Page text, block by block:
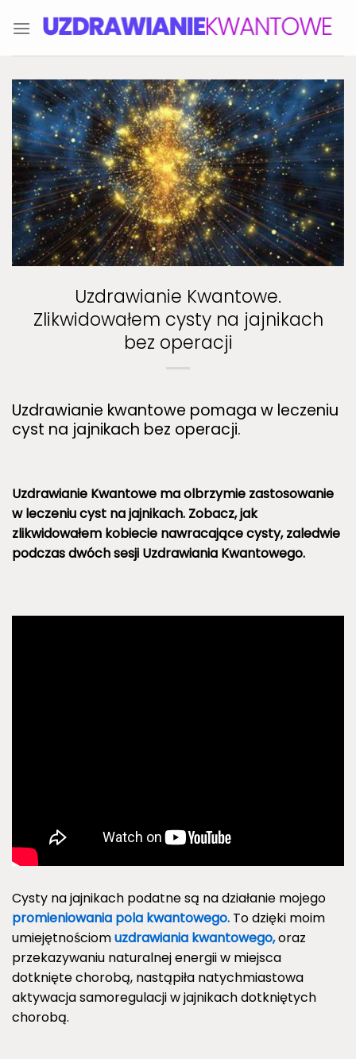
Uzdrawianie Kwantowe.
Zlikwidowałem cysty na jajnikach
bez operacji
Uzdrawianie kwantowe pomaga w leczeniu
cyst na jajnikach bez operacji.
Uzdrawianie Kwantowe ma olbrzymie zastosowanie
w leczeniu cyst na jajnikach. Zobacz, jak
zlikwidowałem kobiecie nawracające cysty, zaledwie
podczas dwóch sesji Uzdrawiania Kwantowego.
Cysty na jajnikach podatne są na działanie mojego
promieniowania pola kwantowego. To dzięki moim
umiejętnościomuzdrawiania kwantowego,oraz
przekazywaniu naturalnej energii w miejsca
dotknięte chorobą, nastąpiła natychmiastowa
aktywacja samoregulacji w jajnikach dotkniętych
chorobą.